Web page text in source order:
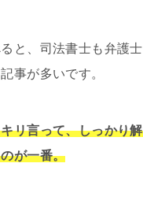
と、司法書士も弁護
事が多いです。
リ言って、しっかり
が一番。